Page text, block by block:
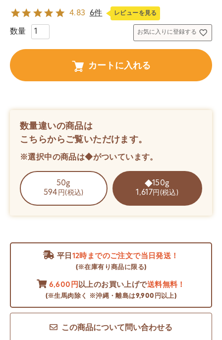
4.83 6件 レビューを見る
お気に入りに登録する
カートに入れる
数量違いの商品は
こちらからご覧いただけます。
※選択中の商品は◆がついています。
50g
594 円(税込)
150g
1,617円(税込)
平日 12時までのご注文で当日発送！
(※在庫有り商品に限る)
6,600円 以上のお買い上げで送料無料！
(※生馬肉除く ※沖縄・離島は9,900円以上)
この商品について問い合わせる